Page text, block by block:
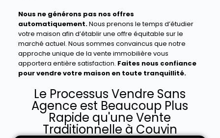
Nous ne générons pas nos offres
automatiquement.Nous prenons le temps d’étudier
votre maison afin d’établir une offre équitable sur le
marché actuel. Nous sommes convaincus que notre
approche unique de la vente immobilière vous
apportera entière satisfaction. Faites nous confiance
pour vendre votre maison en toute tranquillité.
Le Processus Vendre Sans
Agence est Beaucoup Plus
Rapide qu'une Vente
Traditionnelle à Couvin